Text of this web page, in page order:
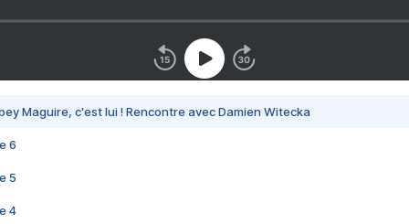
Maguire, c'est lui ! Rencontre avec Damien Witecka
6
5
4